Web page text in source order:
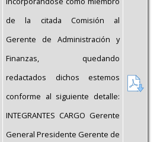
de la citada Comisión al
Gerente de Administración y
Finanzas, quedando
redactados dichos estemos
conforme al siguiente detalle:
INTEGRANTES CARGO Gerente
General Presidente Gerente de